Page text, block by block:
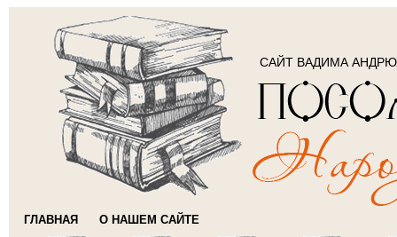
САЙТ ВАДИМА
ГЛАВНАЯ О НАШЕМ САЙТЕ